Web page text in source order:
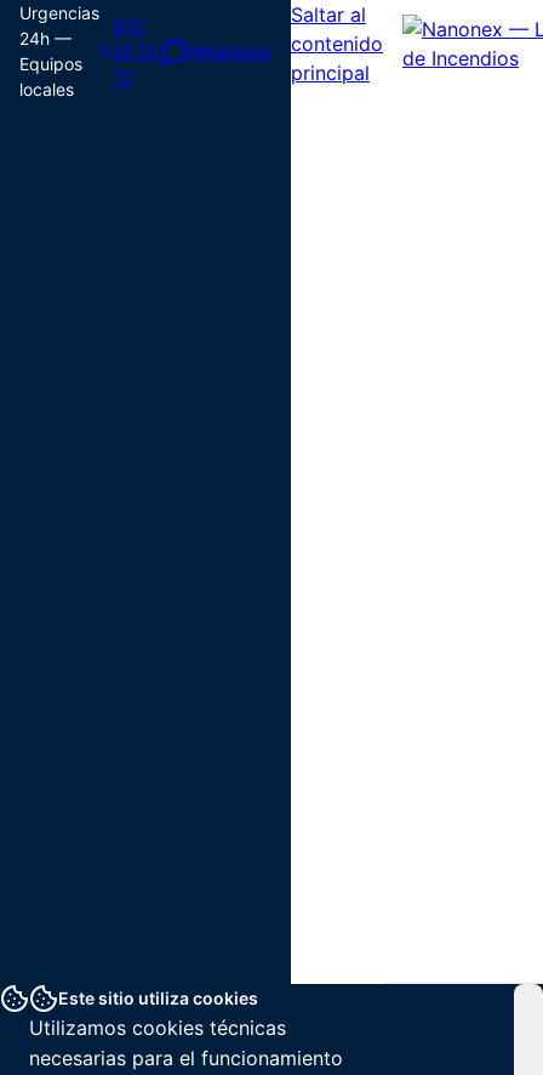
Urgencias
24h —
Equipos
locales
632
10 72
72
WhatsApp
Saltar al
contenido
principal
Este sitio utiliza cookies
Utilizamos cookies técnicas
necesarias para el funcionamiento